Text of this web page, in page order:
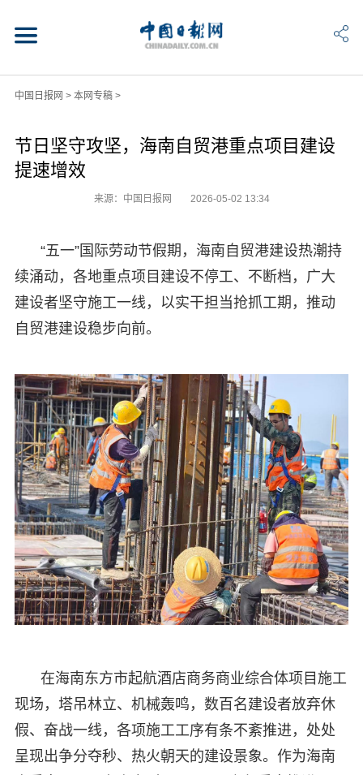
中国日报网 > 本网专稿>
节日坚守攻坚，海南自贸港重点项目建设
提速增效
来源：中国日报网 2026-05-02 13:34
“五一”国际劳动节假期，海南自贸港建设热潮持
续涌动，各地重点项目建设不停工、不断档，广大
建设者坚守施工一线，以实干担当抢抓工期，推动
自贸港建设稳步向前。
在海南东方市起航酒店商务商业综合体项目施工
现场，塔吊林立、机械轰鸣，数百名建设者放弃休
假、奋战一线，各项施工工序有条不紊推进，处处
呈现出争分夺秒、热火朝天的建设景象。作为海南